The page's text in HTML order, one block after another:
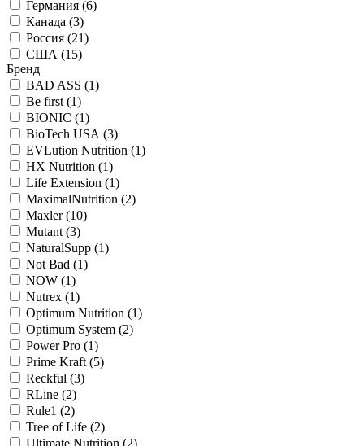
Германия (6)
Канада (3)
Россия (21)
США (15)
Бренд
BAD ASS (1)
Be first (1)
BIONIC (1)
BioTech USA (3)
EVLution Nutrition (1)
HX Nutrition (1)
Life Extension (1)
MaximalNutrition (2)
Maxler (10)
Mutant (3)
NaturalSupp (1)
Not Bad (1)
NOW (1)
Nutrex (1)
Optimum Nutrition (1)
Optimum System (2)
Power Pro (1)
Prime Kraft (5)
Reckful (3)
RLine (2)
Rule1 (2)
Tree of Life (2)
Ultimate Nutrition (2)